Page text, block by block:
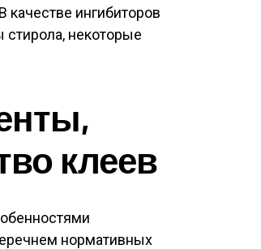
качестве ингибиторов
некоторые
клеев
нормативных